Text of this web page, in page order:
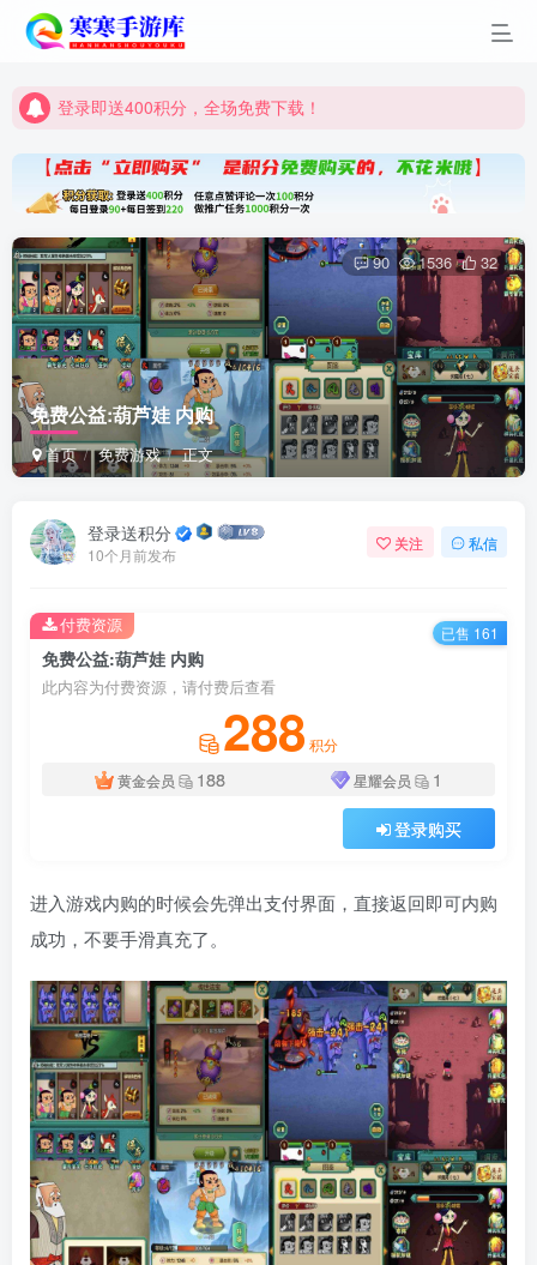
登录即送400积分，全场免费下载！
登录即送400积分，全场免费下载！
点进来看看新手教程
免费公益:葫芦娃 内购
首页 免费游戏 正文
90 1536 32
登录送积分
10个月前发布
关注 私信
免费公益:葫芦娃 内购
此内容为付费资源，请付费后查看
288 积分
黄金会员
188 星耀会员 1
登录购买
付费资源 已售 161
进入游戏内购的时候会先弹出支付界面，直接返回即可内购
成功，不要手滑真充了。